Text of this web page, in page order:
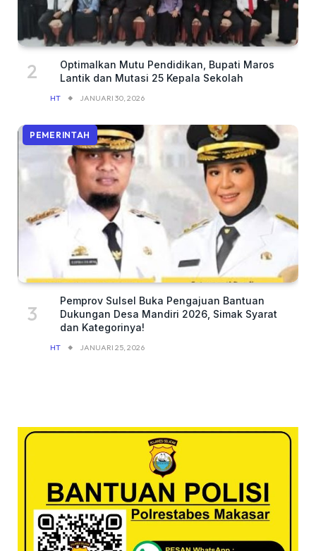
Optimalkan Mutu Pendidikan, Bupati Maros
Lantik dan Mutasi 25 Kepala Sekolah
HT JANUARI 30, 2026
PEMERINTAH
Pemprov Sulsel Buka Pengajuan Bantuan
Dukungan Desa Mandiri 2026, Simak Syarat
dan Kategorinya!
HT JANUARI 25, 2026